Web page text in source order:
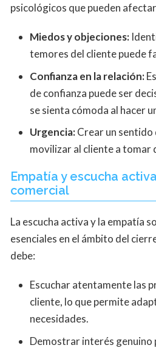
psicológicos que pueden
Miedos y objeciones:
temores del cliente puede
Confianza en la relación:
de confianza puede ser
se sienta cómoda al hacer
Urgencia:Crear un sentido
movilizar al cliente a tomar
Empatía y escucha
comercial
La escucha activa y la empatía
esenciales en el ámbito del
debe:
Escuchar atentamente las
cliente, lo que permite
necesidades.
Demostrar interés genuino